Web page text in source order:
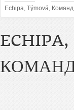
Echipa, Týmová,